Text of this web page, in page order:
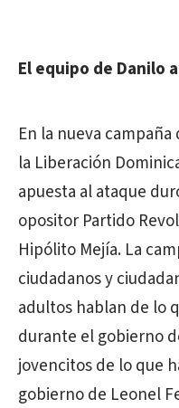
El equipo de Danilo
En la nueva
la Liberación
apuesta al ataque
opositor Partido
Hipólito Mejía. La
ciudadanos y
adultos hablan de lo
durante el gobierno
jovencitos de lo que
gobierno de Leonel